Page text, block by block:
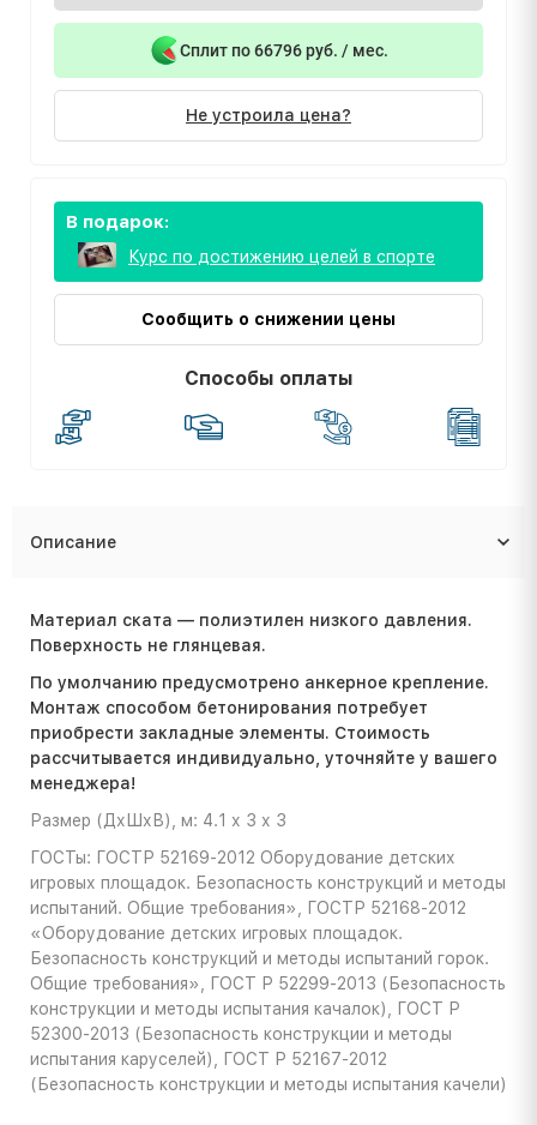
Сплит по 66796 руб. / мес.
Не устроила цена?
В подарок:
Курс по достижению целей в спорте
Сообщить о снижении цены
Способы оплаты
Описание
Материал ската — полиэтилен низкого давления.
Поверхность не глянцевая.
По умолчанию предусмотрено анкерное крепление.
Монтаж способом бетонирования потребует
приобрести закладные элементы. Стоимость
расcчитывается индивидуально, уточняйте у вашего
менеджера!
Размер (ДхШхВ), м: 4.1 х 3 х 3
ГОСТы: ГОСТР 52169-2012 Оборудование детских
игровых площадок. Безопасность конструкций и методы
испытаний. Общие требования», ГОСТР 52168-2012
«Оборудование детских игровых площадок.
Безопасность конструкций и методы испытаний горок.
Общие требования», ГОСТ Р 52299-2013 (Безопасность
конструкции и методы испытания качалок), ГОСТ Р
52300-2013 (Безопасность конструкции и методы
испытания каруселей), ГОСТ Р 52167-2012
(Безопасность конструкции и методы испытания качели)